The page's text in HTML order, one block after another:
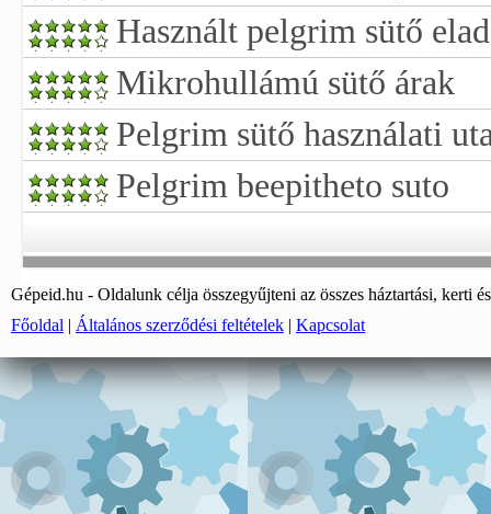
Használt pelgrim sütő
Mikrohullámú sütő árak
Pelgrim sütő használati
Pelgrim beepitheto suto
Gépeid.hu - Oldalunk célja összegyűjteni az összes háztartási, kerti
Főoldal | Általános szerződési feltételek | Kapcsolat